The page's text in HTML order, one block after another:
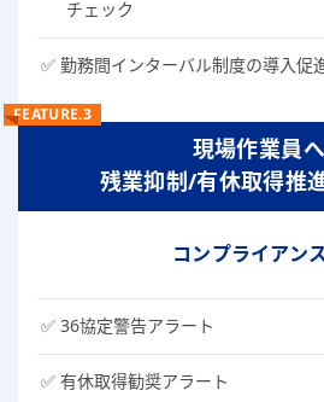
チェック
勤務間インターバル制度の導入促
FEATURE.3
現場作業員
残業抑制/有休取得推
コンプライアン
36協定警告アラート
有休取得勧奨アラート